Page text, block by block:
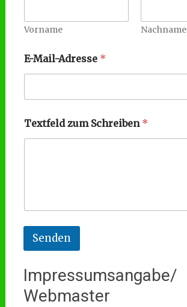
Vorname Nachname
E-Mail-Adresse *
a
c
c
n
m
e
N
Textfeld zum Schreiben *
Senden
Impressumsangabe/
Webmaster